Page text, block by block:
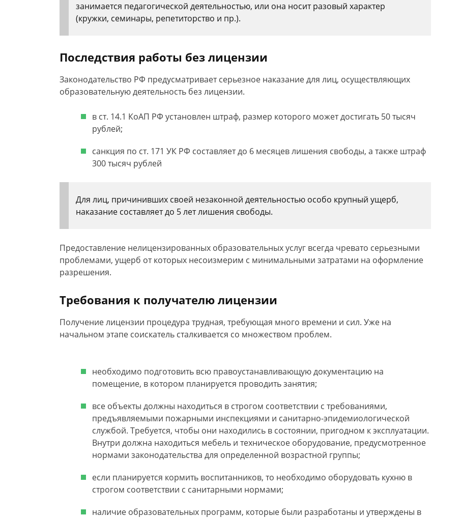
занимается педагогической деятельностью, или она носит разовый характер
(кружки, семинары, репетиторство и пр.).
Последствия работы без лицензии
Законодательство РФ предусматривает серьезное наказание для лиц, осуществляющих
образовательную деятельность без лицензии.
в ст. 14.1 КоАП РФ установлен штраф, размер которого может достигать 50 тысяч
рублей;
санкция по ст. 171 УК РФ составляет до 6 месяцев лишения свободы, а также штраф
300 тысяч рублей
Для лиц, причинивших своей незаконной деятельностью особо крупный ущерб,
наказание составляет до 5 лет лишения свободы.
Предоставление нелицензированных образовательных услуг всегда чревато серьезными
проблемами, ущерб от которых несоизмерим с минимальными затратами на оформление
разрешения.
Требования к получателю лицензии
Получение лицензии процедура трудная, требующая много времени и сил. Уже на
начальном этапе соискатель сталкивается со множеством проблем.
необходимо подготовить всю правоустанавливающую документацию на
помещение, в котором планируется проводить занятия;
все объекты должны находиться в строгом соответствии с требованиями,
предъявляемыми пожарными инспекциями и санитарно-эпидемиологической
службой. Требуется, чтобы они находились в состоянии, пригодном к эксплуатации.
Внутри должна находиться мебель и техническое оборудование, предусмотренное
нормами законодательства для определенной возрастной группы;
если планируется кормить воспитанников, то необходимо оборудовать кухню в
строгом соответствии с санитарными нормами;
наличие образовательных программ, которые были разработаны и утверждены в